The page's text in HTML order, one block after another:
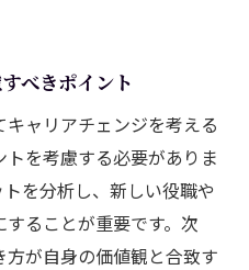
べきポイント
ャリアチェンジを考える
を考慮する必要がありま
を分析し、新しい役職や
ることが重要です。次
が自身の価値観と合致す